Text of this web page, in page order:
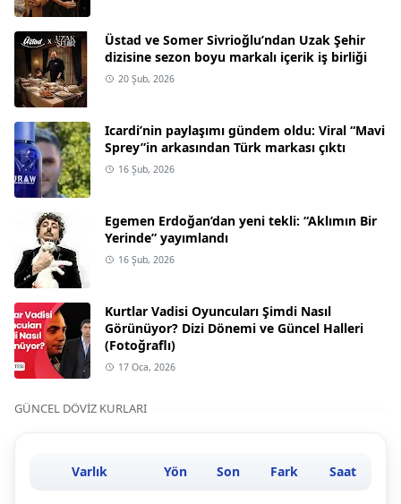
Üstad ve Somer Sivrioğlu’ndan Uzak Şehir
dizisine sezon boyu markalı içerik iş birliği
20 Şub, 2026
Icardi’nin paylaşımı gündem oldu: Viral “Mavi
Sprey”in arkasından Türk markası çıktı
16 Şub, 2026
Egemen Erdoğan’dan yeni tekli: “Aklımın Bir
Yerinde” yayımlandı
16 Şub, 2026
Kurtlar Vadisi Oyuncuları Şimdi Nasıl
Görünüyor? Dizi Dönemi ve Güncel Halleri
(Fotoğraflı)
17 Oca, 2026
GÜNCEL DÖVIZ KURLARI
Varlık Yön Son Fark Saat